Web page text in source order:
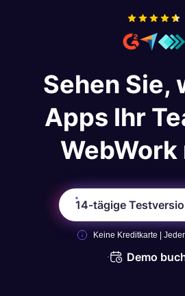
Sehen Sie,
Apps Ihr
14-tägige
Keine Kreditkarte |
Demo